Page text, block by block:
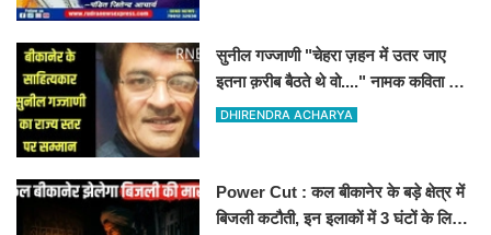
सुनील गज्जाणी "चेहरा ज़हन में उतर जाए
इतना क़रीब बैठते थे वो...." नामक कविता के
लिए राज्य स्तर पर सम्मानित होंगे
DHIRENDRA ACHARYA
Power Cut : कल बीकानेर के बड़े क्षेत्र में
बिजली कटौती, इन इलाकों में 3 घंटों के लिए